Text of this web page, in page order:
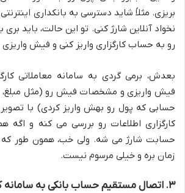
بریزی. مثلاً شاید دسترسی به بانکداری
نخواد آنلاین شارژ کنی. تو این حالت، باید بری
رو به حساب کارگزاری واریز کنی و فیش واریزی
بعدش، برمی گردی به سامانه معاملاتی
فیش واریزی و مشخصات فیش رو (مثل مبلغ،
حسابی که پول رو بهش واریز کردی) با
کارگزاری اطلاعات رو بررسی می کنه و اگه
حسابت شارژ می شه. ولی خب، همون طور که
زمان بره و خیلی مرسوم نیست.
۳. اتصال مستقیم حساب بانکی به سامانه کارگزاری